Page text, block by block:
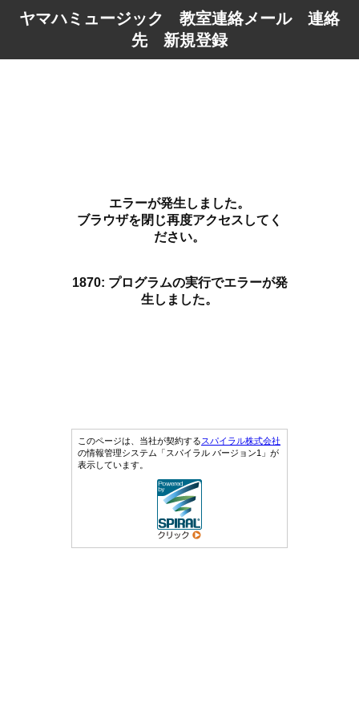
ヤマハミュージック 教室連絡メール 連絡
先 新規登録
エラーが発生しました。
ブラウザを閉じ再度アクセスしてく
ださい。
1870: プログラムの実行でエラーが発
生しました。
このページは、当社が契約するスパイラル株式会社
の情報管理システム「スパイラル バージョン1」が
表示しています。